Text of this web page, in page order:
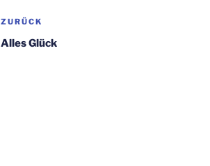
Beitragsnavigation
Vorheriger
Beitrag
ZURÜCK
Alles Glück